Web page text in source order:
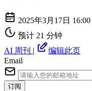
2025年3月17日 16:00
预计 21 分钟
AI 周刊 |
编辑此页
Email
订阅